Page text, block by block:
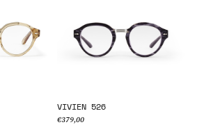
VIVIEN 526
€379,00